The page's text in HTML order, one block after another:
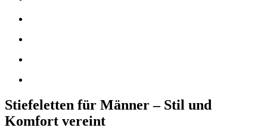
Stiefeletten für Männer – Stil und
Komfort vereint